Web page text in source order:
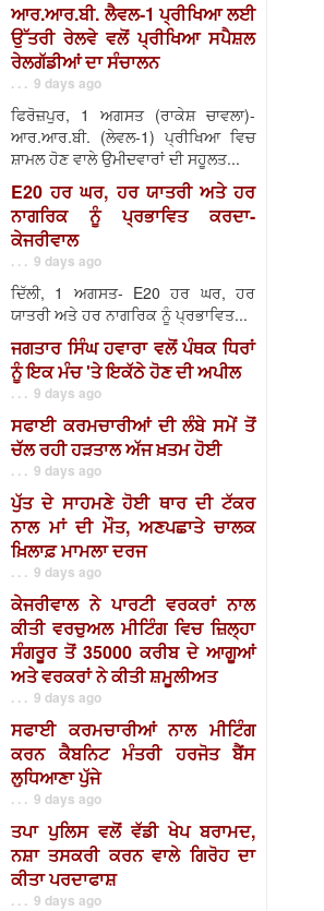
ਆਰ.ਆਰ.ਬੀ. ਲੈਵਲ-1 ਪ੍ਰੀਖਿਆ ਲਈ
ਉੱਤਰੀ ਰੇਲਵੇ ਵਲੋਂ ਪ੍ਰੀਖਿਆ ਸਪੈਸ਼ਲ
ਰੇਲਗੱਡੀਆਂ ਦਾ ਸੰਚਾਲਨ
. . . 9 days ago
ਫਿਰੋਜ਼ਪੁਰ, 1 ਅਗਸਤ (ਰਾਕੇਸ਼ ਚਾਵਲਾ)-
ਆਰ.ਆਰ.ਬੀ. (ਲੇਵਲ-1) ਪ੍ਰੀਖਿਆ ਵਿਚ
ਸ਼ਾਮਲ ਹੋਣ ਵਾਲੇ ਉਮੀਦਵਾਰਾਂ ਦੀ ਸਹੂਲਤ...
E20 ਹਰ ਘਰ, ਹਰ ਯਾਤਰੀ ਅਤੇ ਹਰ
ਨਾਗਰਿਕ ਨੂੰ ਪ੍ਰਭਾਵਿਤ ਕਰਦਾ-
ਕੇਜਰੀਵਾਲ
. . . 9 days ago
ਦਿੱਲੀ, 1 ਅਗਸਤ- E20 ਹਰ ਘਰ, ਹਰ
ਯਾਤਰੀ ਅਤੇ ਹਰ ਨਾਗਰਿਕ ਨੂੰ ਪ੍ਰਭਾਵਿਤ...
ਜਗਤਾਰ ਸਿੰਘ ਹਵਾਰਾ ਵਲੋਂ ਪੰਥਕ ਧਿਰਾਂ
ਨੂੰ ਇਕ ਮੰਚ 'ਤੇ ਇਕੱਠੇ ਹੋਣ ਦੀ ਅਪੀਲ
. . . 9 days ago
ਸਫਾਈ ਕਰਮਚਾਰੀਆਂ ਦੀ ਲੰਬੇ ਸਮੇਂ ਤੋਂ
ਚੱਲ ਰਹੀ ਹੜਤਾਲ ਅੱਜ ਖ਼ਤਮ ਹੋਈ
. . . 9 days ago
ਪੁੱਤ ਦੇ ਸਾਹਮਣੇ ਹੋਈ ਥਾਰ ਦੀ ਟੱਕਰ
ਨਾਲ ਮਾਂ ਦੀ ਮੌਤ, ਅਣਪਛਾਤੇ ਚਾਲਕ
ਖ਼ਿਲਾਫ਼ ਮਾਮਲਾ ਦਰਜ
. . . 9 days ago
ਕੇਜਰੀਵਾਲ ਨੇ ਪਾਰਟੀ ਵਰਕਰਾਂ ਨਾਲ
ਕੀਤੀ ਵਰਚੁਅਲ ਮੀਟਿੰਗ ਵਿਚ ਜ਼ਿਲ੍ਹਾ
ਸੰਗਰੂਰ ਤੋਂ 35000 ਕਰੀਬ ਦੇ ਆਗੂਆਂ
ਅਤੇ ਵਰਕਰਾਂ ਨੇ ਕੀਤੀ ਸ਼ਮੂਲੀਅਤ
. . . 9 days ago
ਸਫਾਈ ਕਰਮਚਾਰੀਆਂ ਨਾਲ ਮੀਟਿੰਗ
ਕਰਨ ਕੈਬਨਿਟ ਮੰਤਰੀ ਹਰਜੋਤ ਬੈਂਸ
ਲੁਧਿਆਣਾ ਪੁੱਜੇ
. . . 9 days ago
ਤਪਾ ਪੁਲਿਸ ਵਲੋਂ ਵੱਡੀ ਖੇਪ ਬਰਾਮਦ,
ਨਸ਼ਾ ਤਸਕਰੀ ਕਰਨ ਵਾਲੇ ਗਿਰੋਹ ਦਾ
ਕੀਤਾ ਪਰਦਾਫਾਸ਼
. . . 9 days ago